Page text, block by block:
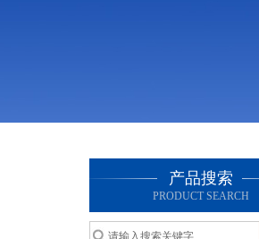
产品搜索
PRODUCT SEARCH